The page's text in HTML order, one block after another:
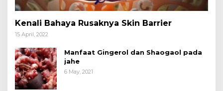
Kenali Bahaya Rusaknya Skin Barrier
15 April, 2022
Manfaat Gingerol dan Shaogaol pada
jahe
6 May, 2021